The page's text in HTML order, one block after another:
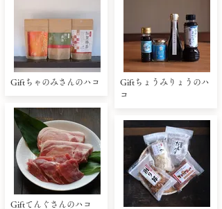
Giftちゃのみさんのハコ
Giftてんぐさんのハコ
Giftちょうみりょうのハ
コ